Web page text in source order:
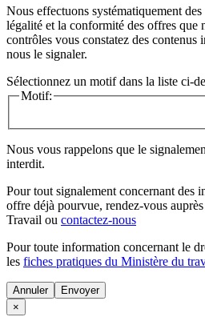
Nous effectuons systématiquement
légalité et la conformité des offres que
contrôles vous constatez des contenus
nous le signaler.
Sélectionnez un motif dans la liste ci-
Motif:
Nous vous rappelons que le
interdit.
Pour tout signalement concernant des
offre déjà pourvue, rendez-vous
Travail ou contactez-nous
Pour toute information concernant le
les fiches pratiques du Ministère du
Annuler
×